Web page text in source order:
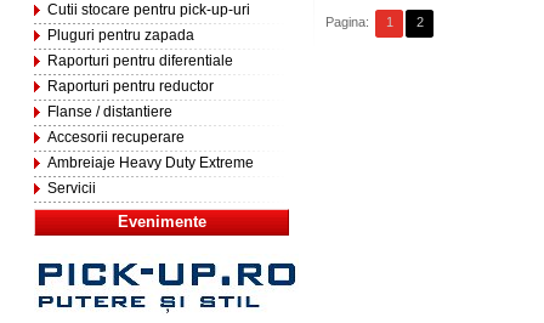
Cutii stocare pentru pick-up-uri
Pluguri pentru zapada
Raporturi pentru diferentiale
Raporturi pentru reductor
Flanse / distantiere
Accesorii recuperare
Ambreiaje Heavy Duty Extreme
Servicii
Evenimente
Pagina: 1 2